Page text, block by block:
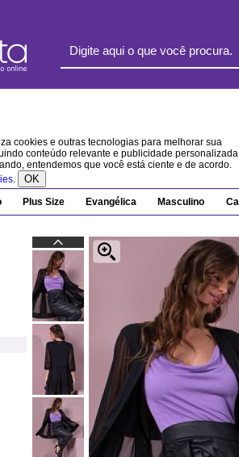
cookies e outras tecnologias para melhorar sua
conteúdo relevante e publicidade personalizada
entendemos que você está ciente e de acordo.
. OK
Plus Size Evangélica Masculino